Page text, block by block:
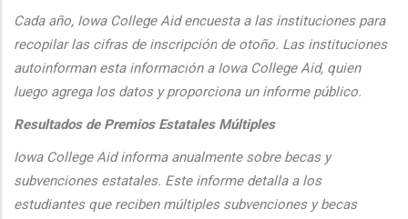
Cada año, Iowa College Aid encuesta a las instituciones para
recopilar las cifras de inscripción de otoño. Las instituciones
autoinforman esta información a Iowa College Aid, quien
luego agrega los datos y proporciona un informe público.
Resultados de Premios Estatales Múltiples
Iowa College Aid informa anualmente sobre becas y
subvenciones estatales. Este informe detalla a los
estudiantes que reciben múltiples subvenciones y becas